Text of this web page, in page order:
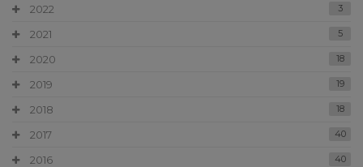
2022 3
2021 5
2020 18
2019 19
2018 18
2017 40
2016 40